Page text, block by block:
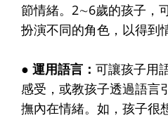
節情緒。2∼6歲的孩子，
扮演不同的角色，以得到
● 運用語言： 可讓孩子用
感受，或教孩子透過語言
撫內在情緒。如，孩子很